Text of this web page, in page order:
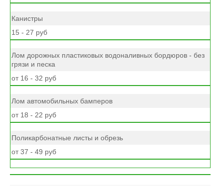
Канистры
15 - 27 руб
Лом дорожных пластиковых водоналивных бордюров - без
грязи и песка
от 16 - 32 руб
Лом автомобильных бамперов
от 18 - 22 руб
Поликарбонатные листы и обрезь
от 37 - 49 руб